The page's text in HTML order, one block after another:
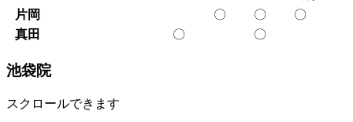
片岡
〇 〇
〇
真田
〇 〇
池袋院
スクロールできます